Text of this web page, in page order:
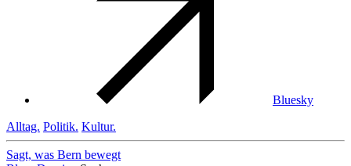
Bluesky
Alltag. Politik. Kultur.
Sagt, was Bern bewegt